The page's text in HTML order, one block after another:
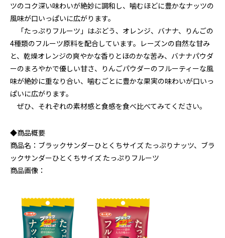
ツのコク深い味わいが絶妙に調和し、噛むほどに豊かなナッツの
風味が口いっぱいに広がります。
「たっぷりフルーツ」はぶどう、オレンジ、バナナ、りんごの
4種類のフルーツ原料を配合しています。レーズンの自然な甘み
と、乾燥オレンジの爽やかな香りとほのかな苦み、バナナパウダ
ーのまろやかで優しい甘さ、りんごパウダーのフルーティーな風
味が絶妙に重なり合い、噛むごとに豊かな果実の味わいが口いっ
ぱいに広がります。
ぜひ、それぞれの素材感と食感を食べ比べてみてください。
◆商品概要
商品名：ブラックサンダーひとくちサイズ たっぷりナッツ、ブラ
ックサンダーひとくちサイズ たっぷりフルーツ
商品画像：